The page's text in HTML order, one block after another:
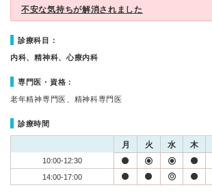
不安な気持ちが解消されました
診療科目：
内科、精神科、心療内科
専門医・資格：
老年精神専門医、精神科専門医
診療時間
月 火 水 木
10:00-12:30
14:00-17:00